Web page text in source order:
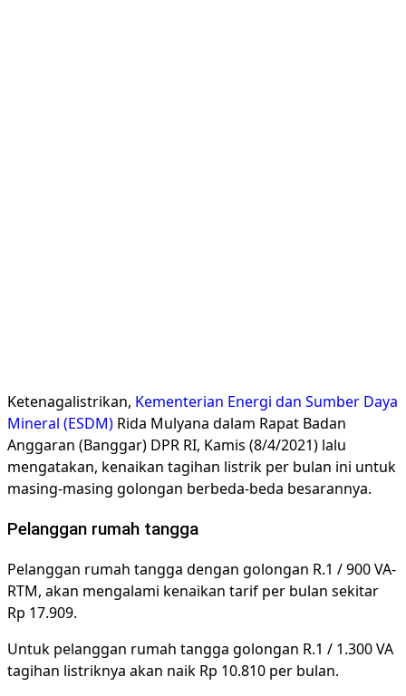
Ketenagalistrikan, Kementerian Energi dan Sumber Daya
Mineral (ESDM) Rida Mulyana dalam Rapat Badan
Anggaran (Banggar) DPR RI, Kamis (8/4/2021) lalu
mengatakan, kenaikan tagihan listrik per bulan ini untuk
masing-masing golongan berbeda-beda besarannya.
Pelanggan rumah tangga
Pelanggan rumah tangga dengan golongan R.1 / 900 VA-
RTM, akan mengalami kenaikan tarif per bulan sekitar
Rp 17.909.
Untuk pelanggan rumah tangga golongan R.1 / 1.300 VA
tagihan listriknya akan naik Rp 10.810 per bulan.